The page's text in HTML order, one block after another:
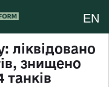
EN
ліквідовано
знищено
танків